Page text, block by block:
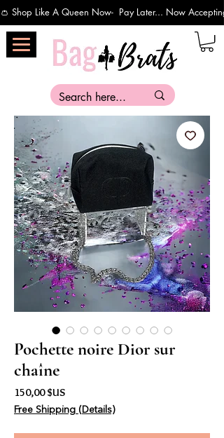
👛 Shop Like A Queen Now-  Pay Later... Now
Pochette noire Dior sur
chaîne
150,00 $USPrix
Free Shipping (Details)